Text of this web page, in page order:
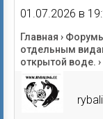
01.07.2026 в
Главная ›
отдельным
открытой воде. ›